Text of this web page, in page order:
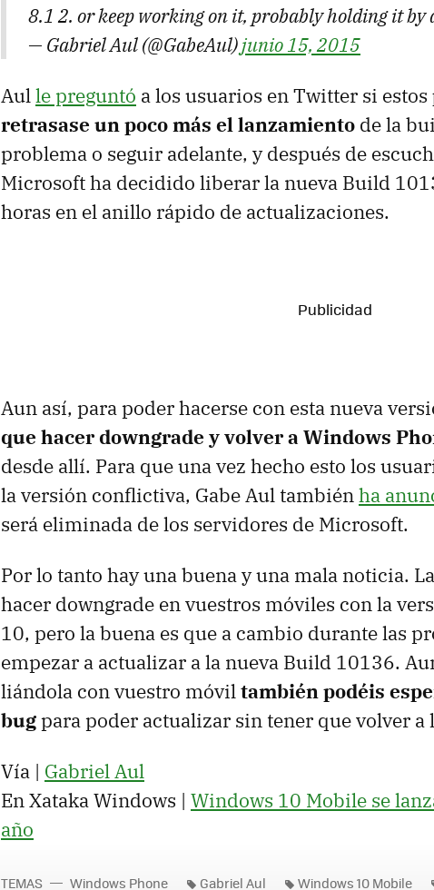
8.1 2. or keep working on it, probably holding it by
— Gabriel Aul (@GabeAul)junio 15, 2015
Aulle preguntó a los usuarios en Twitter si estos
retrasase un poco más el lanzamiento de la
problema o seguir adelante, y después de
Microsoft ha decidido liberar la nueva Build
horas en el anillo rápido de actualizaciones.
Aun así, para poder hacerse con esta nueva
que hacer downgrade y volver a Windows
desde allí. Para que una vez hecho esto los
la versión conflictiva, Gabe Aul tambiénha
será eliminada de los servidores de Microsoft.
Por lo tanto hay una buena y una mala noticia.
hacer downgrade en vuestros móviles con la
10, pero la buena es que a cambio durante las
empezar a actualizar a la nueva Build 10136.
liándola con vuestro móviltambién podéis
bugpara poder actualizar sin tener que volver a
Vía | Gabriel Aul
En Xataka Windows | Windows 10 Mobile se
año
TEMAS Windows Phone Gabriel Aul Windows 10 Mobile